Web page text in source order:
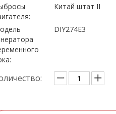
Китай штат II
DIY274E3